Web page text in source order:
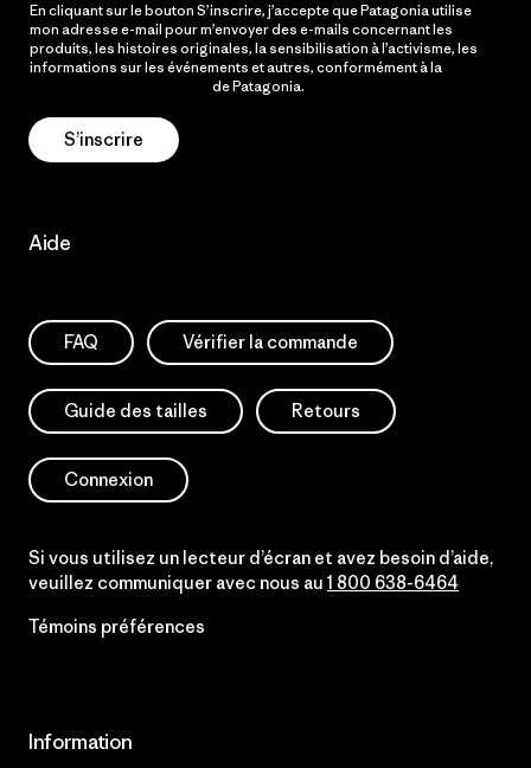
En cliquant sur le bouton S’inscrire, j’accepte que Patagonia utilise
mon adresse e-mail pour m’envoyer des e-mails concernant les
produits, les histoires originales, la sensibilisation à l’activisme, les
informations sur les événements et autres, conformément à la
de Patagonia.
S’inscrire
Aide
FAQ Vérifier la commande
Guide des tailles Retours
Connexion
Si vous utilisez un lecteur d’écran et avez besoin d’aide,
veuillez communiquer avec nous au 1 800 638-6464
Témoins préférences
Information